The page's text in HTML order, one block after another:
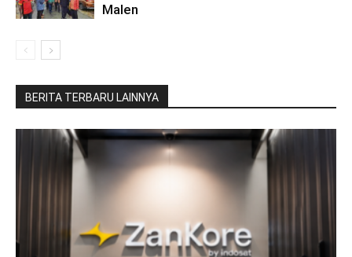
Malen
BERITA TERBARU LAINNYA